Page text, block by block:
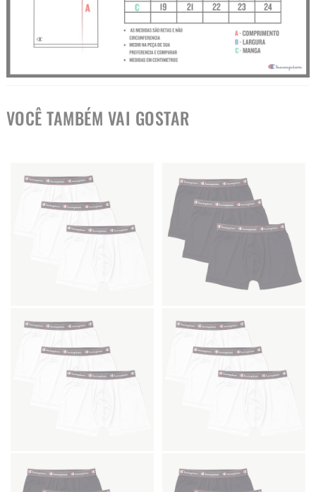
VOCÊ TAMBÉM VAI GOSTAR